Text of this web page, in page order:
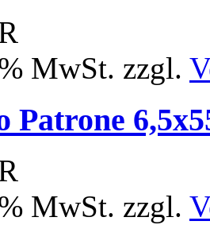
MwSt. zzgl.
Patrone
MwSt. zzgl.